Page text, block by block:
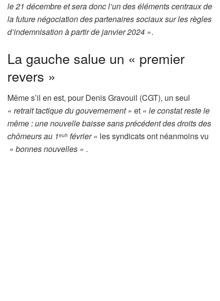
le 21 décembre et sera donc l’un des éléments centraux de
la future négociation des partenaires sociaux sur les règles
d’indemnisation à partir de janvier 2024 ».
La gauche salue un « premier
revers »
Même s’il en est, pour Denis Gravouil (CGT), un seul
« retrait tactique du gouvernement » et « le constat reste le
même : une nouvelle baisse sans précédent des droits des
chômeurs au 1euh février « les syndicats ont néanmoins vu
» bonnes nouvelles « .